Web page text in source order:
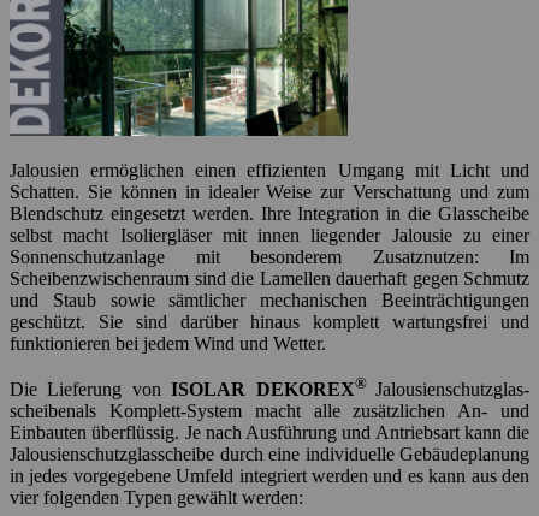
Jalousien ermöglichen einen effizienten Umgang mit Licht und
Schatten. Sie können in idealer Weise zur Verschattung und zum
Blendschutz eingesetzt werden. Ihre Integration in die Glasscheibe
selbst macht Isoliergläser mit innen liegender Jalousie zu einer
Sonnenschutzanlage mit besonderem Zusatznutzen: Im
Scheibenzwischenraum sind die Lamellen dauerhaft gegen Schmutz
und Staub sowie sämtlicher mechanischen Beeinträchtigungen
geschützt. Sie sind darüber hinaus komplett wartungsfrei und
funktionieren bei jedem Wind und Wetter.
Die Lieferung vonISOLAR DEKOREX® Ja­lou­si­en­schutz­glas­
scheibenals Komplett-System macht alle zusätzlichen An- und
Einbauten überflüssig. Je nach Ausführung und Antriebsart kann die
Jalousienschutzglasscheibe durch eine individuelle Gebäudeplanung
in jedes vorgegebene Umfeld integriert werden und es kann aus den
vier folgenden Typen gewählt werden: